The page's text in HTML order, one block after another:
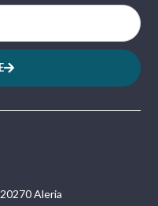
Aleria